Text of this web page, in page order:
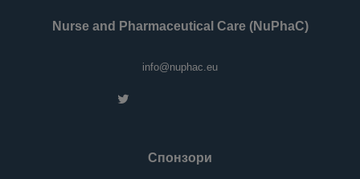
Nurse and Pharmaceutical Care (NuPhaC)
info@nuphac.eu
Спонзори